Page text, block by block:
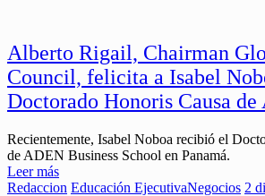
Alberto Rigail, Chairman
Council, felicita a Isabel
Doctorado Honoris Causa
Recientemente, Isabel Noboa recibió el
de ADEN Business School en Panamá.
Leer más
Redaccion Educación EjecutivaNegocios 2